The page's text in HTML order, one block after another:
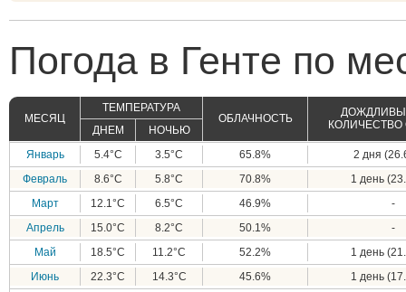
Погода в Генте по
МЕСЯЦ
ТЕМПЕРАТУРА
ОБЛАЧНОСТЬ
КОЛИЧЕСТВО
ДНЕМ
НОЧЬЮ
Январь
5.4°C 3.5°C 65.8%
2 дня
Февраль
8.6°C 5.8°C 70.8%
1 день
Март
12.1°C 6.5°C 46.9%
-
Апрель
15.0°C 8.2°C 50.1%
-
Май
18.5°C 11.2°C 52.2%
1 день
Июнь
22.3°C 14.3°C 45.6%
1 день